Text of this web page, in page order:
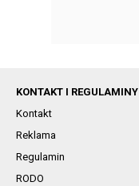
KONTAKT I REGULAMINY
Kontakt
Reklama
Regulamin
RODO